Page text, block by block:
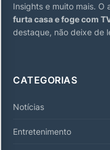
Insights e muito mais. O
furta casa e foge com
destaque, não deixe de
CATEGORIAS
Notícias
Entretenimento